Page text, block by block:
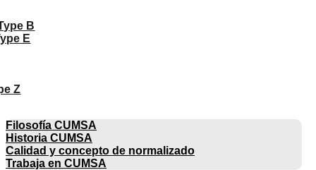
B
E
Z
Filosofía CUMSA
Historia CUMSA
Calidad y concepto de normalizado
Trabaja en CUMSA